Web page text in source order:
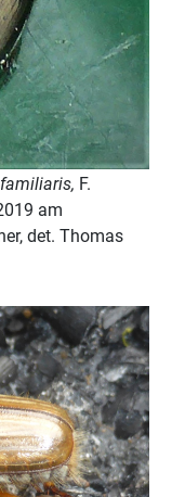
F.
am
det. Thomas